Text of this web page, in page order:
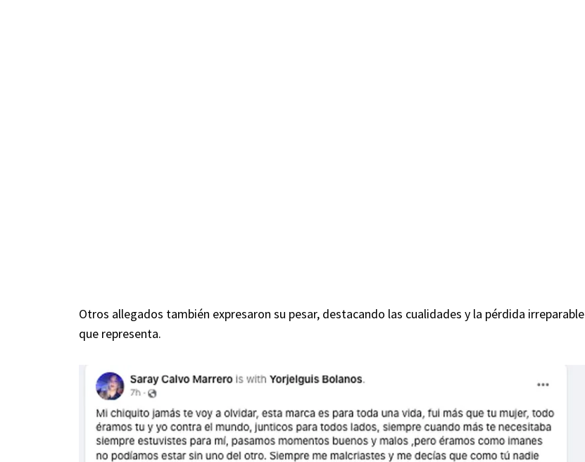
Otros allegados también expresaron su pesar, destacando las cualidades y la pérdida irreparable
que representa.